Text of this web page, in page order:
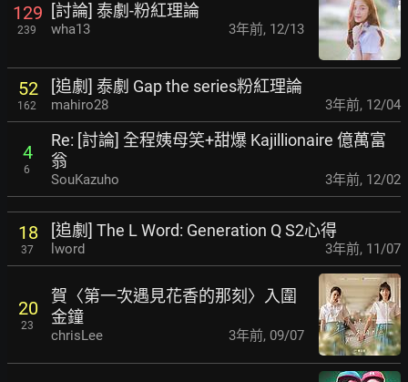
129
239
[討論] 泰劇-粉紅理論
wha13 3年前, 12/13
52
162
[追劇] 泰劇 Gap the series粉紅理論
mahiro28 3年前, 12/04
4
6
Re: [討論] 全程姨母笑+甜爆 Kajillionaire 億萬富
翁
SouKazuho 3年前, 12/02
18
37
[追劇] The L Word: Generation Q S2心得
lword 3年前, 11/07
20
23
賀〈第一次遇見花香的那刻〉入圍
金鐘
chrisLee 3年前, 09/07